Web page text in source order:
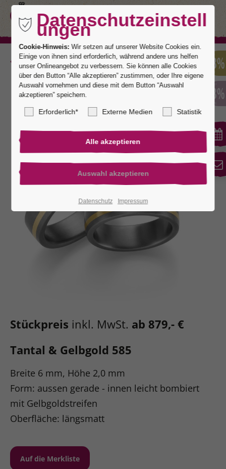
Zurück
Tantal 04
Stückpreis inkl. MwSt. ab 879,- €
Tantal & Gelbgold 585
Breite 6 mm, Höhe 2,0 mm
Form: aussen gerade - innen leicht bombiert
mit Gelbgoldstreifen
Oberfläche: längsmatt
Datenschutzeinstell
ungen
Cookie-Hinweis: Wir setzen auf unserer Website Cookies ein.
Einige von ihnen sind erforderlich, während andere uns helfen
unser Onlineangebot zu verbessern. Sie können alle Cookies
über den Button “Alle akzeptieren” zustimmen, oder Ihre eigene
Auswahl vornehmen und diese mit dem Button “Auswahl
akzeptieren” speichern.
Erforderlich* Externe Medien Statistik
Datenschutz Impressum